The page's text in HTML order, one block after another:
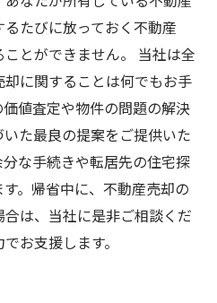
たびに放っておく不動産
とができません。 当社は全
に関することは何でもお手
値査定や物件の問題の解決
た最良の提案をご提供いた
な手続きや転居先の住宅探
。帰省中に、不動産売却の
は、当社に是非ご相談くだ
お支援します。